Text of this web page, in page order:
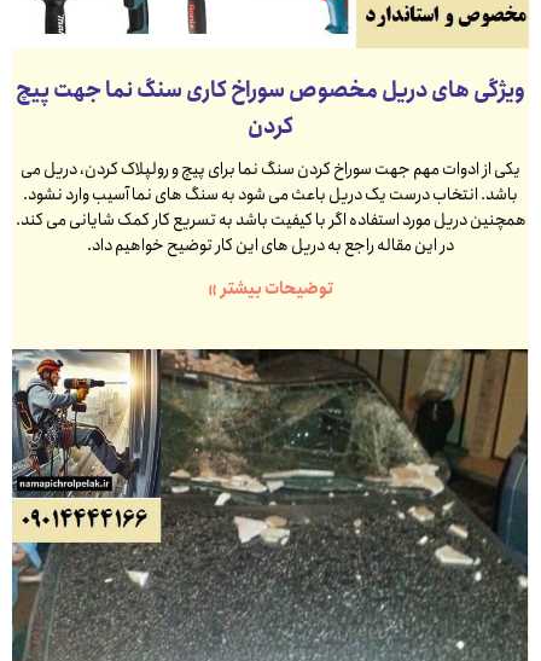
ویژگی های دریل مخصوص سوراخ کاری سنگ نما جهت پیچ
کردن
یکی از ادوات مهم جهت سوراخ کردن سنگ نما برای پیچ و رولپلاک کردن، دریل می
باشد. انتخاب درست یک دریل باعث می شود به سنگ های نما آسیب وارد نشود.
همچنین دریل مورد استفاده اگر با کیفیت باشد به تسریع کار کمک شایانی می کند.
در این مقاله راجع به دریل های این کار توضیح خواهیم داد.
توضیحات بیشتر »